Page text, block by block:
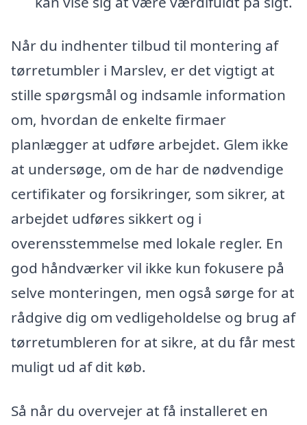
Når du indhenter tilbud til montering af
tørretumbler i Marslev, er det vigtigt at
stille spørgsmål og indsamle information
om, hvordan de enkelte firmaer
planlægger at udføre arbejdet. Glem ikke
at undersøge, om de har de nødvendige
certifikater og forsikringer, som sikrer, at
arbejdet udføres sikkert og i
overensstemmelse med lokale regler. En
god håndværker vil ikke kun fokusere på
selve monteringen, men også sørge for at
rådgive dig om vedligeholdelse og brug af
tørretumbleren for at sikre, at du får mest
muligt ud af dit køb.
Så når du overvejer at få installeret en